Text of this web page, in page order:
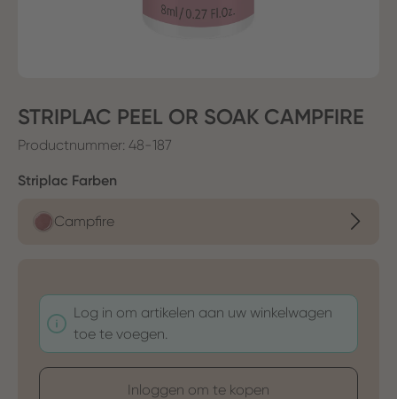
STRIPLAC PEEL OR SOAK CAMPFIRE
Productnummer: 48-187
Selecteer
Striplac Farben
Campfire
Log in om artikelen aan uw winkelwagen
toe te voegen.
Inloggen om te kopen